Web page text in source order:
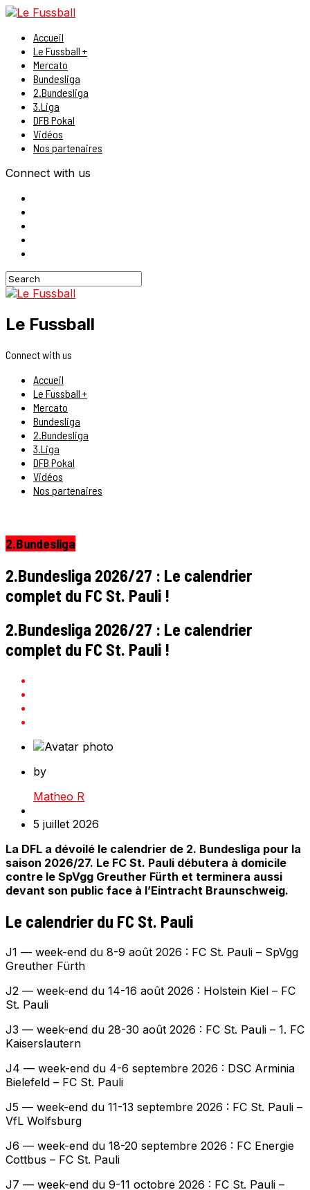
Accueil
Le Fussball +
Mercato
Bundesliga
2.Bundesliga
3.Liga
DFB Pokal
Vidéos
Nos partenaires
Connect with us
Le Fussball
Connect with us
Accueil
Le Fussball +
Mercato
Bundesliga
2.Bundesliga
3.Liga
DFB Pokal
Vidéos
Nos partenaires
2.Bundesliga
2.Bundesliga 2026/27 : Le calendrier
complet du FC St. Pauli !
2.Bundesliga 2026/27 : Le calendrier
complet du FC St. Pauli !
by
Matheo R
5 juillet 2026
La DFL a dévoilé le calendrier de 2. Bundesliga pour la
saison 2026/27. Le FC St. Pauli débutera à domicile
contre le SpVgg Greuther Fürth et terminera aussi
devant son public face à l’Eintracht Braunschweig.
Le calendrier du FC St. Pauli
J1 — week-end du 8-9 août 2026 : FC St. Pauli – SpVgg
Greuther Fürth
J2 — week-end du 14-16 août 2026 : Holstein Kiel – FC
St. Pauli
J3 — week-end du 28-30 août 2026 : FC St. Pauli – 1. FC
Kaiserslautern
J4 — week-end du 4-6 septembre 2026 : DSC Arminia
Bielefeld – FC St. Pauli
J5 — week-end du 11-13 septembre 2026 : FC St. Pauli –
VfL Wolfsburg
J6 — week-end du 18-20 septembre 2026 : FC Energie
Cottbus – FC St. Pauli
J7 — week-end du 9-11 octobre 2026 : FC St. Pauli –